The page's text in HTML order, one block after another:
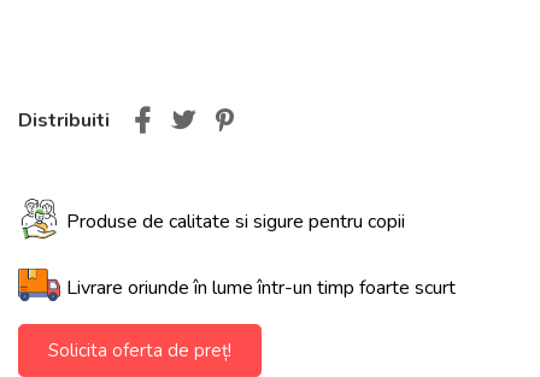
Distribuiti
Produse de calitate si sigure pentru copii
Livrare oriunde în lume într-un timp foarte scurt
Solicita oferta de preț!